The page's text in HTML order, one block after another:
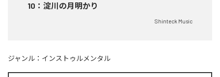
10 ： 淀川の月明かり
Shinteck Music
ジャンル： インストゥルメンタル